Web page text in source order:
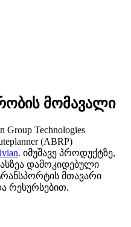
მომავალი
Technologies
(ABRP)
. იმუშავე პროდუქტზე,
დამოკიდებული
მთავარი
რესურსებით.